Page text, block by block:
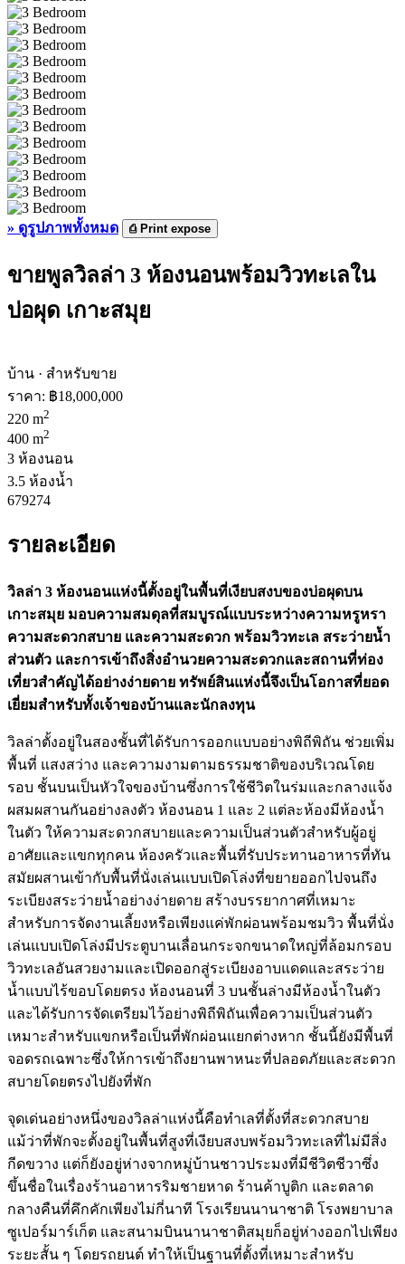
» ดูรูปภาพทั้งหมด ⎙Print expose
ขายพูลวิลล่า 3 ห้องนอนพร้อมวิวทะเลใน
บ่อผุด เกาะสมุย
บ้าน · สำหรับขาย
ราคา: ฿18,000,000
220 m2
400 m2
3 ห้องนอน
3.5 ห้องน้ำ
679274
รายละเอียด
วิลล่า 3 ห้องนอนแห่งนี้ตั้งอยู่ในพื้นที่เงียบสงบของบ่อผุดบน
เกาะสมุย มอบความสมดุลที่สมบูรณ์แบบระหว่างความหรูหรา
ความสะดวกสบาย และความสะดวก พร้อมวิวทะเล สระว่ายน้ำ
ส่วนตัว และการเข้าถึงสิ่งอำนวยความสะดวกและสถานที่ท่อง
เที่ยวสำคัญได้อย่างง่ายดาย ทรัพย์สินแห่งนี้จึงเป็นโอกาสที่ยอด
เยี่ยมสำหรับทั้งเจ้าของบ้านและนักลงทุน
วิลล่าตั้งอยู่ในสองชั้นที่ได้รับการออกแบบอย่างพิถีพิถัน ช่วยเพิ่ม
พื้นที่ แสงสว่าง และความงามตามธรรมชาติของบริเวณโดย
รอบ ชั้นบนเป็นหัวใจของบ้านซึ่งการใช้ชีวิตในร่มและกลางแจ้ง
ผสมผสานกันอย่างลงตัว ห้องนอน 1 และ 2 แต่ละห้องมีห้องน้ำ
ในตัว ให้ความสะดวกสบายและความเป็นส่วนตัวสำหรับผู้อยู่
อาศัยและแขกทุกคน ห้องครัวและพื้นที่รับประทานอาหารที่ทัน
สมัยผสานเข้ากับพื้นที่นั่งเล่นแบบเปิดโล่งที่ขยายออกไปจนถึง
ระเบียงสระว่ายน้ำอย่างง่ายดาย สร้างบรรยากาศที่เหมาะ
สำหรับการจัดงานเลี้ยงหรือเพียงแค่พักผ่อนพร้อมชมวิว พื้นที่นั่ง
เล่นแบบเปิดโล่งมีประตูบานเลื่อนกระจกขนาดใหญ่ที่ล้อมกรอบ
วิวทะเลอันสวยงามและเปิดออกสู่ระเบียงอาบแดดและสระว่าย
น้ำแบบไร้ขอบโดยตรง ห้องนอนที่ 3 บนชั้นล่างมีห้องน้ำในตัว
และได้รับการจัดเตรียมไว้อย่างพิถีพิถันเพื่อความเป็นส่วนตัว
เหมาะสำหรับแขกหรือเป็นที่พักผ่อนแยกต่างหาก ชั้นนี้ยังมีพื้นที่
จอดรถเฉพาะซึ่งให้การเข้าถึงยานพาหนะที่ปลอดภัยและสะดวก
สบายโดยตรงไปยังที่พัก
จุดเด่นอย่างหนึ่งของวิลล่าแห่งนี้คือทำเลที่ตั้งที่สะดวกสบาย
แม้ว่าที่พักจะตั้งอยู่ในพื้นที่สูงที่เงียบสงบพร้อมวิวทะเลที่ไม่มีสิ่ง
กีดขวาง แต่ก็ยังอยู่ห่างจากหมู่บ้านชาวประมงที่มีชีวิตชีวาซึ่ง
ขึ้นชื่อในเรื่องร้านอาหารริมชายหาด ร้านค้าบูติก และตลาด
กลางคืนที่คึกคักเพียงไม่กี่นาที โรงเรียนนานาชาติ โรงพยาบาล
ซูเปอร์มาร์เก็ต และสนามบินนานาชาติสมุยก็อยู่ห่างออกไปเพียง
ระยะสั้น ๆ โดยรถยนต์ ทำให้เป็นฐานที่ตั้งที่เหมาะสำหรับ